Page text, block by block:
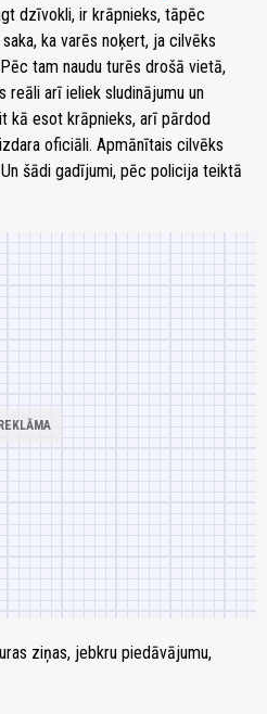
dzīvokli, ir krāpnieks, tāpēc
ka varēs noķert, ja cilvēks
tam naudu turēs drošā vietā,
reāli arī ieliek sludinājumu un
kā esot krāpnieks, arī pārdod
oficiāli. Apmānītais cilvēks
šādi gadījumi, pēc policija teiktā
ziņas, jebkru piedāvājumu,